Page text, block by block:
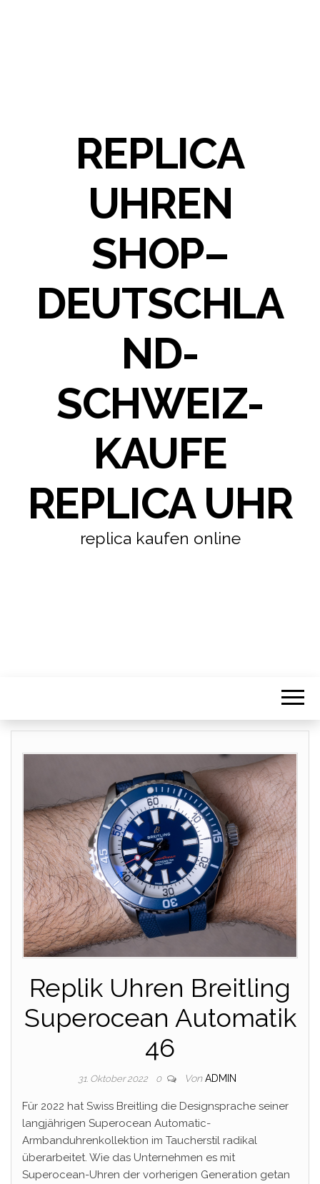
REPLICA
UHREN
SHOP–
DEUTSCHLA
ND-
SCHWEIZ-
KAUFE
REPLICA UHR
replica kaufen online
Replik Uhren Breitling
Superocean Automatik
46
31. Oktober 2022 0 Von ADMIN
Für 2022 hat Swiss Breitling die Designsprache seiner
langjährigen Superocean Automatic-
Armbanduhrenkollektion im Taucherstil radikal
überarbeitet. Wie das Unternehmen es mit
Superocean-Uhren der vorherigen Generation getan